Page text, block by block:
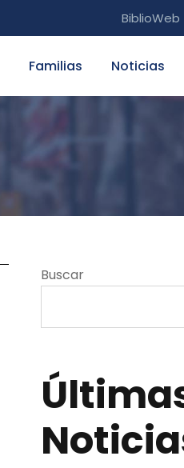
BiblioWeb
Familias Noticias
Buscar